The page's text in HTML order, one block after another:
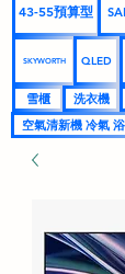
43-55預算型
SKYWORTH QLED
雪櫃 洗衣機
空氣清新機 冷氣